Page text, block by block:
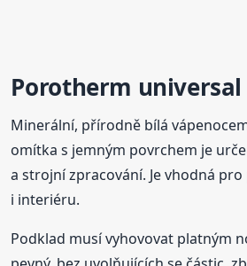
Porotherm universal
Minerální, přírodně bílá
omítka s jemným povrchem je
a strojní zpracování. Je vhodná
i interiéru.
Podklad musí vyhovovat platným